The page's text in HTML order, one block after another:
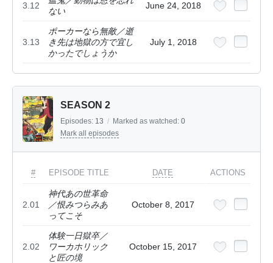
3.12
ない
June 24, 2018
3.13
ポーカーなら無敵／逝
き先は地獄の方で宜し
かったでしょうか
July 1, 2018
SEASON 2
Episodes: 13 / Marked as watched: 0
Mark all episodes
# EPISODE TITLE DATE ACTIONS
2.01
神代あの世革命
／恨みつらみあ
ってこそ
October 8, 2017
2.02
体験一日獄卒／
ワーカホリック
と匠の境
October 15, 2017